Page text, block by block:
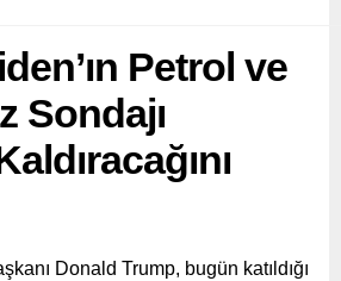
Petrol ve
Sondajı
Donald Trump, bugün katıldığı